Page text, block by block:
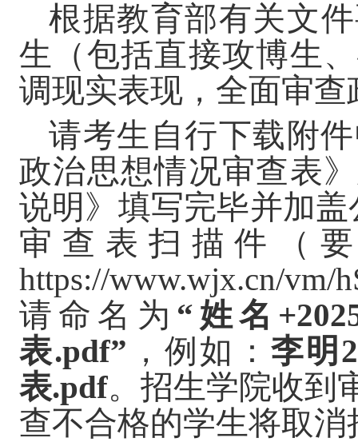
根据教育部有关文
生（包括直接攻博生
调现实表现，全面审
请考生自行下载附
政治思想情况审查表
说明》填写完毕并加
审查表扫描件（
https://www.wjx.cn/vm/
请命名为 “姓名
表.pdf” ，例如： 李明
表.pdf。招生学院收到
查不合格的学生将取